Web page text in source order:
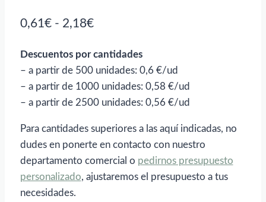
0,61€ - 2,18€Rango
precios:
desde
0,61€
hasta
2,18€
Descuentos por cantidades
– a partir de 500 unidades: 0,6 €/ud
– a partir de 1000 unidades: 0,58 €/ud
– a partir de 2500 unidades: 0,56 €/ud
Para cantidades superiores a las aquí indicadas, no
dudes en ponerte en contacto con nuestro
departamento comercial o pedirnos presupuesto
personalizado, ajustaremos el presupuesto a tus
necesidades.